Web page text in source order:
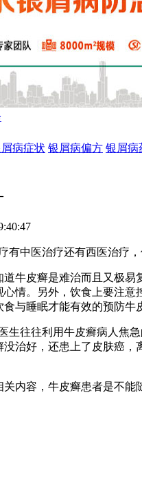
病症状 银屑病偏方 银屑病
有中医治疗还有西医治疗
牛皮癣是难治而且又极
情。另外，饮食上要注
与睡眠才能有效的预防牛
生往往利用牛皮癣病人焦
治好，还患上了皮肤癌
内容，牛皮癣患者是不